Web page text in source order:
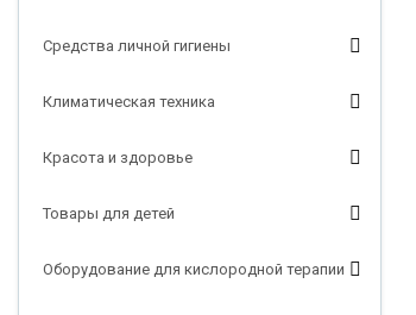
Средства личной гигиены
Климатическая техника
Красота и здоровье
Товары для детей
Оборудование для кислородной терапии